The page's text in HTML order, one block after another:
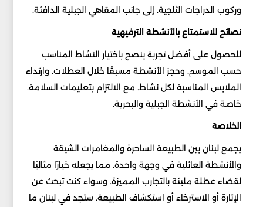
وركوب الدراجات الثلجية. إلى جانب المقاهي الجبلية الدافئة.
نصائح للاستمتاع بالأنشطة الترفيهية
للحصول على أفضل تجربة ينصح باختيار النشاط المناسب
حسب الموسم. وحجز الأنشطة مسبقًا خلال العطلات. وارتداء
الملابس المناسبة لكل نشاط. مع الالتزام بتعليمات السلامة.
خاصة في الأنشطة الجبلية والبحرية.
الخلاصة
يجمع لبنان بين الطبيعة الساحرة والمغامرات الشيقة
والأنشطة العائلية في وجهة واحدة. مما يجعله خيارًا مثاليًا
لقضاء عطلة مليئة بالتجارب المميزة. وسواء كنت تبحث عن
الإثارة أو الاسترخاء أو استكشاف الطبيعة. ستجد في لبنان ما